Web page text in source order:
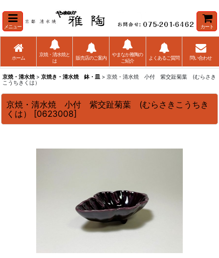
京焼・清水焼> 京焼き・清水焼 鉢・皿 > 京焼・清水焼 小付 紫交趾菊葉 (むらさき
こうちきくは）
メニュー カート
ホーム
京焼・清水焼と
は
販売店のご案内
やまなか雅陶の
ご紹介
よくあるご質問 問い合わせ
京焼・清水焼 小付 紫交趾菊葉 (むらさきこうちき
くは）
[0623008]